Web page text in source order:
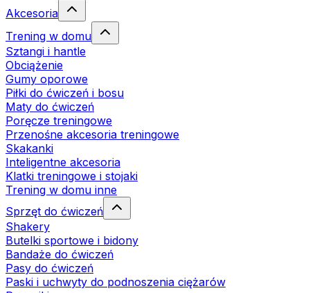
Akcesoria
Trening w domu
Sztangi i hantle
Obciążenie
Gumy oporowe
Piłki do ćwiczeń i bosu
Maty do ćwiczeń
Poręcze treningowe
Przenośne akcesoria treningowe
Skakanki
Inteligentne akcesoria
Klatki treningowe i stojaki
Trening w domu inne
Sprzęt do ćwiczeń
Shakery
Butelki sportowe i bidony
Bandaże do ćwiczeń
Pasy do ćwiczeń
Paski i uchwyty do podnoszenia ciężarów